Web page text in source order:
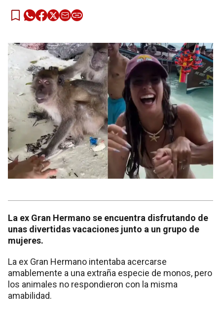
La ex Gran Hermano se encuentra disfrutando de
unas divertidas vacaciones junto a un grupo de
mujeres.
La ex Gran Hermano intentaba acercarse
amablemente a una extraña especie de monos, pero
los animales no respondieron con la misma
amabilidad.